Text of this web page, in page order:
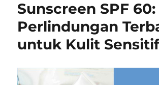
Sunscreen SPF 60:
Perlindungan
untuk Kulit